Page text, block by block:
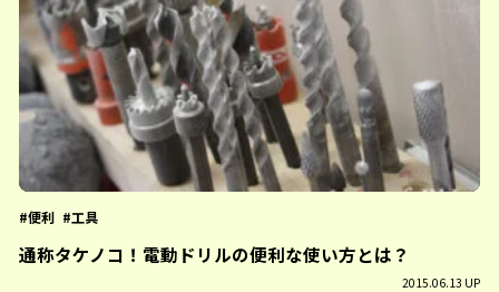
便利 工具
通称タケノコ！電動ドリルの便利な使い方とは？
2015.06.13 UP